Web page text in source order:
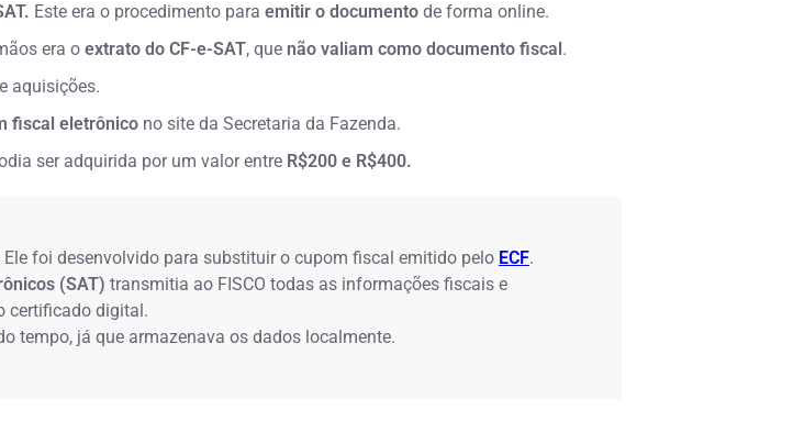
Este era o procedimento para emitir o documentode forma online.
era o extrato do CF-e-SAT, que não valiam como documento fiscal.
aquisições.
fiscal eletrônicono site da Secretaria da Fazenda.
ser adquirida por um valor entre R$200 e R$400.
foi desenvolvido para substituir o cupom fiscal emitido pelo ECF.
(SAT) transmitia ao FISCO todas as informações fiscais e
certificado digital.
tempo, já que armazenava os dados localmente.